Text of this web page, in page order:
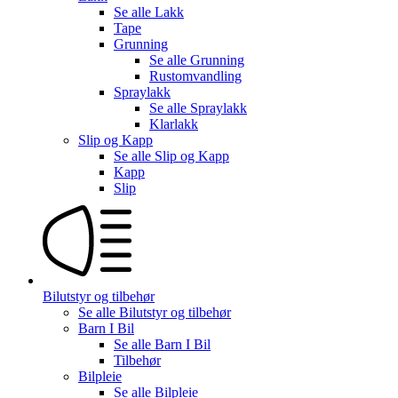
Se alle Lakk
Tape
Grunning
Se alle Grunning
Rustomvandling
Spraylakk
Se alle Spraylakk
Klarlakk
Slip og Kapp
Se alle Slip og Kapp
Kapp
Slip
Bilutstyr og tilbehør
Se alle Bilutstyr og tilbehør
Barn I Bil
Se alle Barn I Bil
Tilbehør
Bilpleie
Se alle Bilpleie